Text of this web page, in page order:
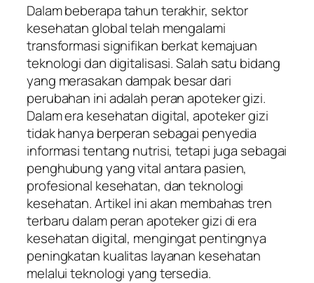
Dalam beberapa tahun terakhir, sektor
kesehatan global telah mengalami
transformasi signifikan berkat kemajuan
teknologi dan digitalisasi. Salah satu bidang
yang merasakan dampak besar dari
perubahan ini adalah peran apoteker gizi.
Dalam era kesehatan digital, apoteker gizi
tidak hanya berperan sebagai penyedia
informasi tentang nutrisi, tetapi juga sebagai
penghubung yang vital antara pasien,
profesional kesehatan, dan teknologi
kesehatan. Artikel ini akan membahas tren
terbaru dalam peran apoteker gizi di era
kesehatan digital, mengingat pentingnya
peningkatan kualitas layanan kesehatan
melalui teknologi yang tersedia.